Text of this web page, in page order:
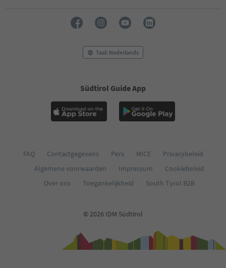
Taal: Nederlands
Südtirol Guide App
FAQ Contactgegevens Pers MICE
Privacybeleid
Algemene voorwaarden
Impressum
Cookiebeleid
Over ons
Toegankelijkheid South Tyrol B2B
© 2026 IDM Südtirol